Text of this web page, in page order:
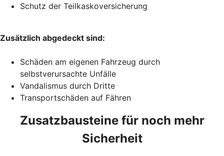
Schutz der Teilkaskoversicherung
Zusätzlich abgedeckt sind:
Schäden am eigenen Fahrzeug durch
selbstverursachte Unfälle
Vandalismus durch Dritte
Transportschäden auf Fähren
Zusatzbausteine für noch mehr
Sicherheit